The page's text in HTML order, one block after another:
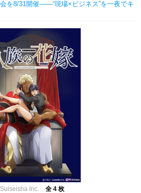
を8/31開催――“現場×ビジネス”を一夜でキ
Inc. 全 4 枚